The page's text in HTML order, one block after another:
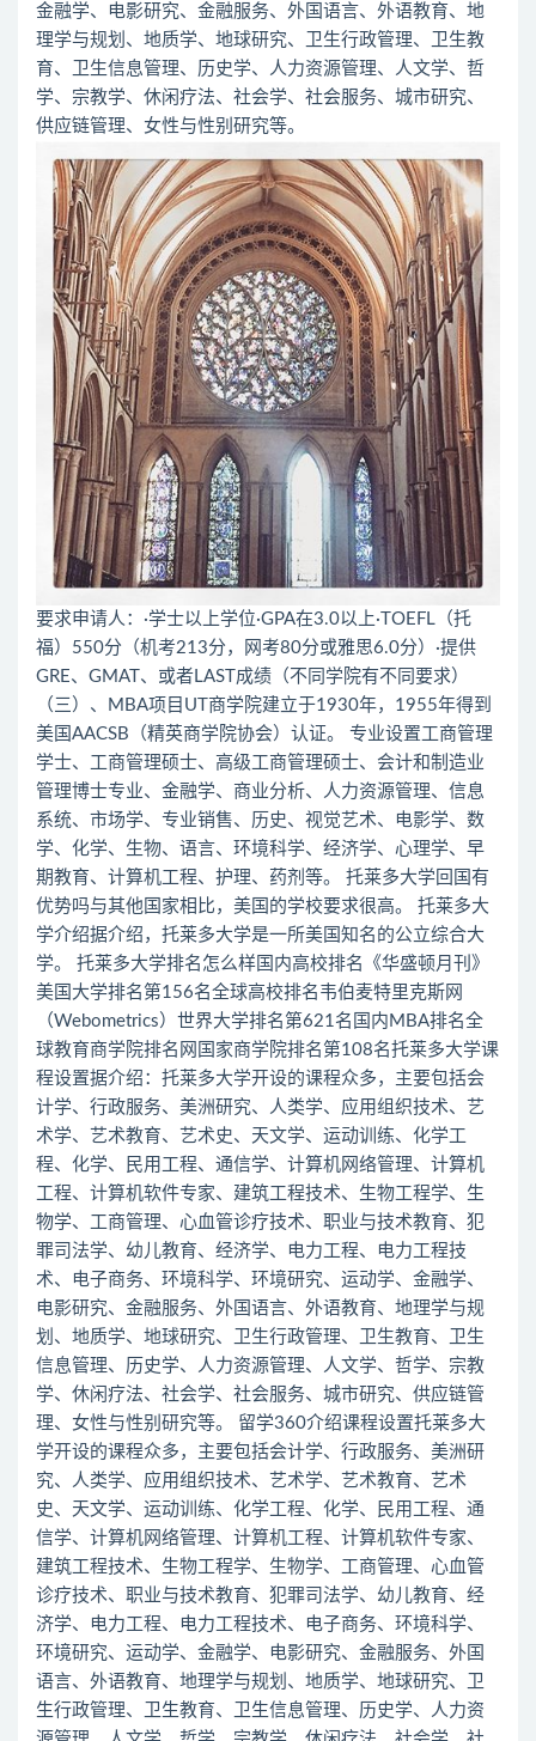
金融学、电影研究、金融服务、外国语言、外语教育、地
理学与规划、地质学、地球研究、卫生行政管理、卫生教
育、卫生信息管理、历史学、人力资源管理、人文学、哲
学、宗教学、休闲疗法、社会学、社会服务、城市研究、
供应链管理、女性与性别研究等。
要求申请人：·学士以上学位·GPA在3.0以上·TOEFL（托
福）550分（机考213分，网考80分或雅思6.0分）·提供
GRE、GMAT、或者LAST成绩（不同学院有不同要求）
（三）、MBA项目UT商学院建立于1930年，1955年得到
美国AACSB（精英商学院协会）认证。 专业设置工商管理
学士、工商管理硕士、高级工商管理硕士、会计和制造业
管理博士专业、金融学、商业分析、人力资源管理、信息
系统、市场学、专业销售、历史、视觉艺术、电影学、数
学、化学、生物、语言、环境科学、经济学、心理学、早
期教育、计算机工程、护理、药剂等。 托莱多大学回国有
优势吗与其他国家相比，美国的学校要求很高。 托莱多大
学介绍据介绍，托莱多大学是一所美国知名的公立综合大
学。 托莱多大学排名怎么样国内高校排名《华盛顿月刊》
美国大学排名第156名全球高校排名韦伯麦特里克斯网
（Webometrics）世界大学排名第621名国内MBA排名全
球教育商学院排名网国家商学院排名第108名托莱多大学课
程设置据介绍：托莱多大学开设的课程众多，主要包括会
计学、行政服务、美洲研究、人类学、应用组织技术、艺
术学、艺术教育、艺术史、天文学、运动训练、化学工
程、化学、民用工程、通信学、计算机网络管理、计算机
工程、计算机软件专家、建筑工程技术、生物工程学、生
物学、工商管理、心血管诊疗技术、职业与技术教育、犯
罪司法学、幼儿教育、经济学、电力工程、电力工程技
术、电子商务、环境科学、环境研究、运动学、金融学、
电影研究、金融服务、外国语言、外语教育、地理学与规
划、地质学、地球研究、卫生行政管理、卫生教育、卫生
信息管理、历史学、人力资源管理、人文学、哲学、宗教
学、休闲疗法、社会学、社会服务、城市研究、供应链管
理、女性与性别研究等。 留学360介绍课程设置托莱多大
学开设的课程众多，主要包括会计学、行政服务、美洲研
究、人类学、应用组织技术、艺术学、艺术教育、艺术
史、天文学、运动训练、化学工程、化学、民用工程、通
信学、计算机网络管理、计算机工程、计算机软件专家、
建筑工程技术、生物工程学、生物学、工商管理、心血管
诊疗技术、职业与技术教育、犯罪司法学、幼儿教育、经
济学、电力工程、电力工程技术、电子商务、环境科学、
环境研究、运动学、金融学、电影研究、金融服务、外国
语言、外语教育、地理学与规划、地质学、地球研究、卫
生行政管理、卫生教育、卫生信息管理、历史学、人力资